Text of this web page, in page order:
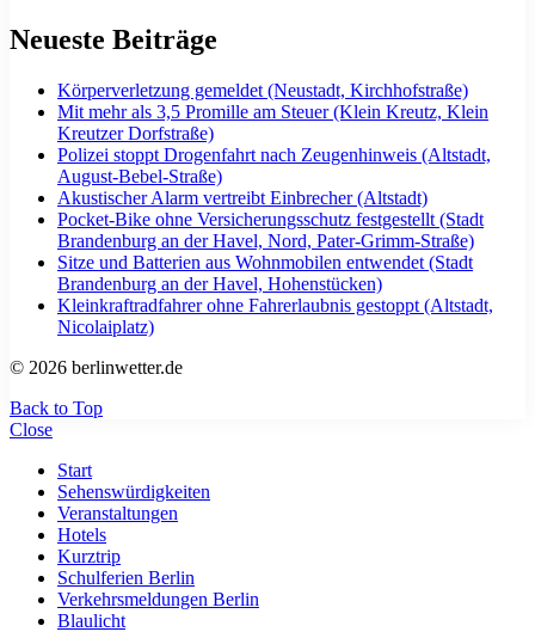
Neueste Beiträge
Körperverletzung gemeldet (Neustadt, Kirchhofstraße)
Mit mehr als 3,5 Promille am Steuer (Klein Kreutz, Klein
Kreutzer Dorfstraße)
Polizei stoppt Drogenfahrt nach Zeugenhinweis (Altstadt,
August-Bebel-Straße)
Akustischer Alarm vertreibt Einbrecher (Altstadt)
Pocket-Bike ohne Versicherungsschutz festgestellt (Stadt
Brandenburg an der Havel, Nord, Pater-Grimm-Straße)
Sitze und Batterien aus Wohnmobilen entwendet (Stadt
Brandenburg an der Havel, Hohenstücken)
Kleinkraftradfahrer ohne Fahrerlaubnis gestoppt (Altstadt,
Nicolaiplatz)
© 2026 berlinwetter.de
Back to Top
Close
Start
Sehenswürdigkeiten
Veranstaltungen
Hotels
Kurztrip
Schulferien Berlin
Verkehrsmeldungen Berlin
Blaulicht